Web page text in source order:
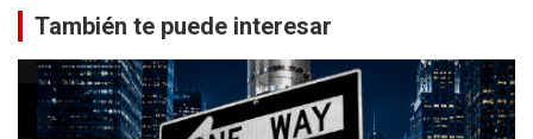
También te puede interesar